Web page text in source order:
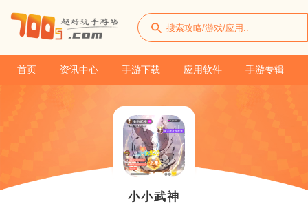
首页 资讯中心 手游下载 应用软件 手游专辑
小小武神